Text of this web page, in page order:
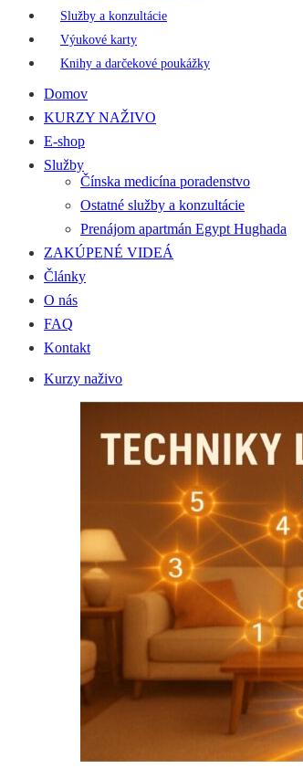
Služby a konzultácie
Výukové karty
Knihy a darčekové poukážky
Domov
KURZY NAŽIVO
E-shop
Služby
Čínska medicína poradenstvo
Ostatné služby a konzultácie
Prenájom apartmán Egypt Hughada
ZAKÚPENÉ VIDEÁ
Články
O nás
FAQ
Kontakt
Kurzy naživo